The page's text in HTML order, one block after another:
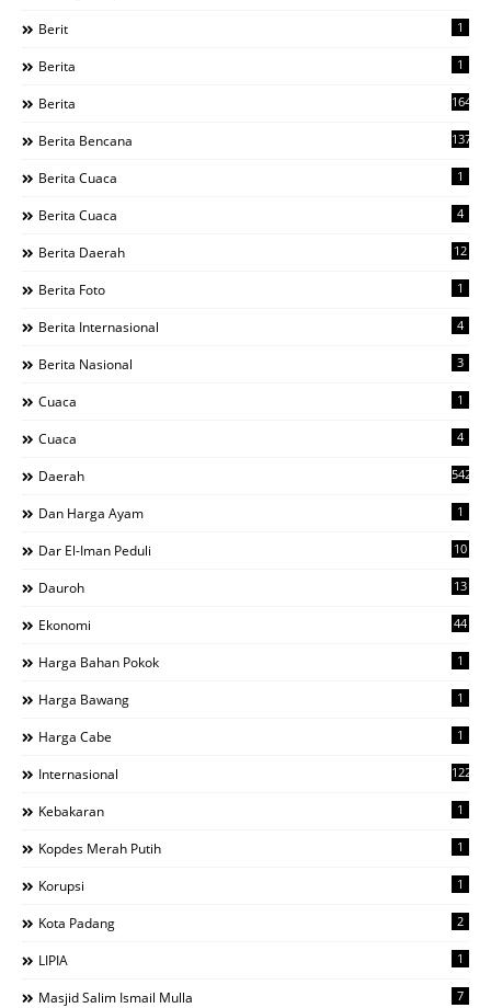
Berit 1
Berita 1
Berita 1644
Berita Bencana 137
Berita Cuaca 1
Berita Cuaca 4
Berita Daerah 12
Berita Foto 1
Berita Internasional 4
Berita Nasional 3
Cuaca 1
Cuaca 4
Daerah 542
Dan Harga Ayam 1
Dar El-Iman Peduli 10
Dauroh 13
Ekonomi 44
Harga Bahan Pokok 1
Harga Bawang 1
Harga Cabe 1
Internasional 122
Kebakaran 1
Kopdes Merah Putih 1
Korupsi 1
Kota Padang 2
LIPIA 1
Masjid Salim Ismail Mulla 7